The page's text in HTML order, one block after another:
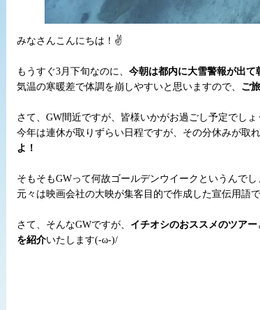
みなさんこんにちは！✌
もうすぐ3月下旬なのに、 今朝は都内に大雪警報が出て
気温の寒暖差で体調を崩しやすいと思いますので、 ご
さて、GW間近ですが、皆様いかがお過ごし予定でしょ
今年は連休が取りずらい日程ですが、その分休みが取
よ！
そもそもGWって何故ゴールデンウイークというんで
元々は映画会社の大映が集客目的で作成した宣伝用
さて、そんなGWですが、 イチオシのおススメのツアー
を紹介いたします(-ω-)/